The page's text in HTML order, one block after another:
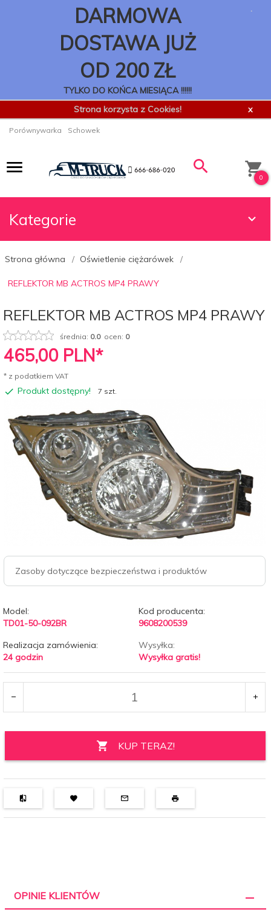
DARMOWA
DOSTAWA JUŻ
OD 200 ZŁ
TYLKO DO KOŃCA MIESIĄCA !!!!!!
.
Strona korzysta z Cookies! x
Porównywarka Schowek
0
Kategorie
Strona główna Oświetlenie ciężarówek
REFLEKTOR MB ACTROS MP4 PRAWY
REFLEKTOR MB ACTROS MP4 PRAWY
średnia: 0.0ocen: 0
465,00 PLN*
* z podatkiem VAT
Produkt dostępny! 7 szt.
Zasoby dotyczące bezpieczeństwa i produktów
Model:
TD01-50-092BR
Kod producenta:
9608200539
Realizacja zamówienia:
24 godzin
Wysyłka:
Wysyłka gratis!
KUP TERAZ!
OPINIE KLIENTÓW